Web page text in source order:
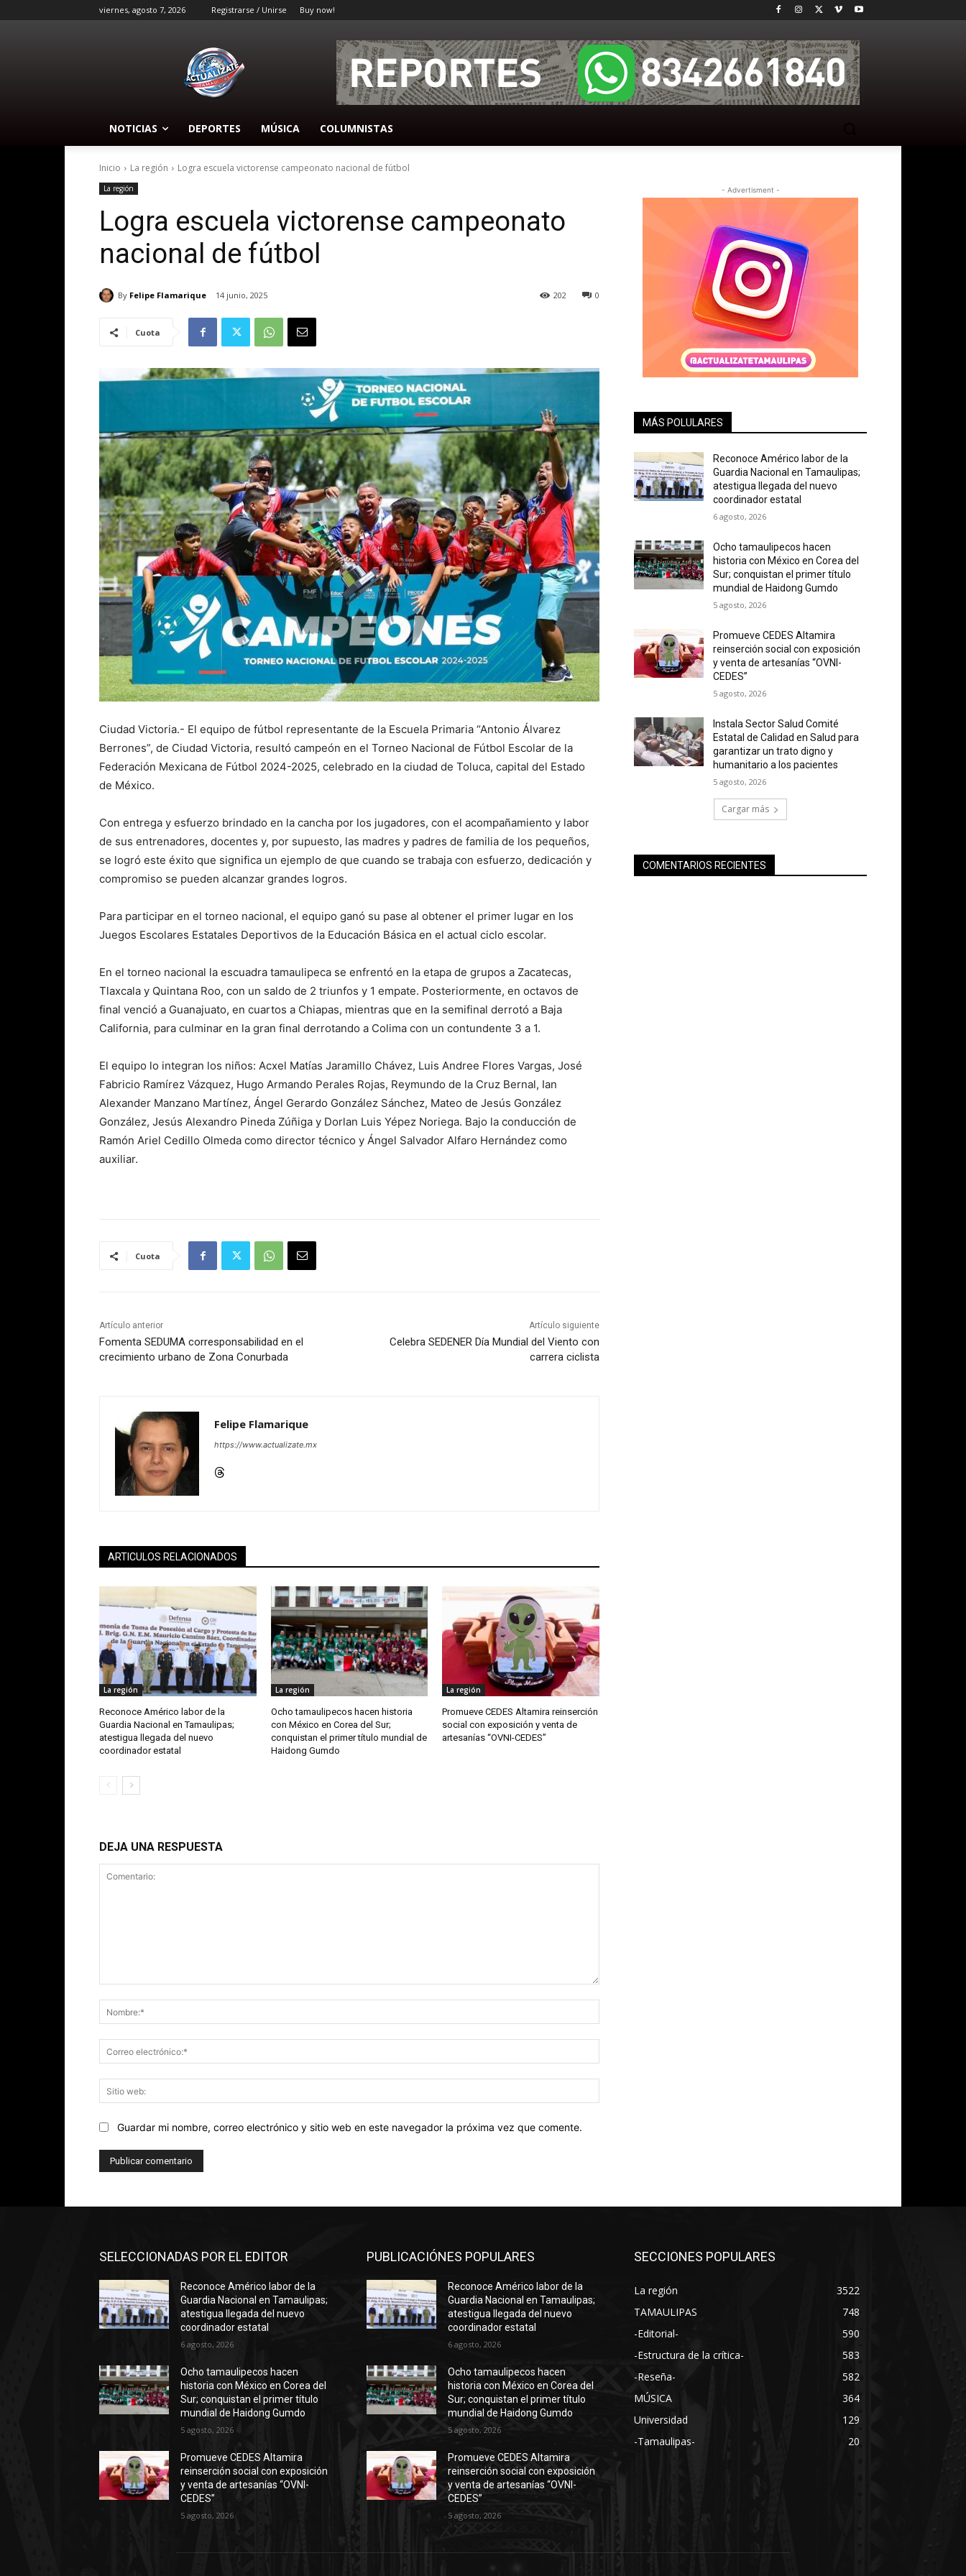
viernes, agosto 7, 2026 Registrarse / Unirse Buy now!
NOTICIAS DEPORTES MÚSICA COLUMNISTAS
Inicio La región Logra escuela victorense campeonato nacional de fútbol
La región
Logra escuela victorense campeonato
nacional de fútbol
By Felipe Flamarique 14 junio, 2025 0
202
Cuota
Ciudad Victoria.- El equipo de fútbol representante de la Escuela Primaria “Antonio Álvarez
Berrones”, de Ciudad Victoria, resultó campeón en el Torneo Nacional de Fútbol Escolar de la
Federación Mexicana de Fútbol 2024-2025, celebrado en la ciudad de Toluca, capital del Estado
de México.
Con entrega y esfuerzo brindado en la cancha por los jugadores, con el acompañamiento y labor
de sus entrenadores, docentes y, por supuesto, las madres y padres de familia de los pequeños,
se logró este éxito que significa un ejemplo de que cuando se trabaja con esfuerzo, dedicación y
compromiso se pueden alcanzar grandes logros.
Para participar en el torneo nacional, el equipo ganó su pase al obtener el primer lugar en los
Juegos Escolares Estatales Deportivos de la Educación Básica en el actual ciclo escolar.
En el torneo nacional la escuadra tamaulipeca se enfrentó en la etapa de grupos a Zacatecas,
Tlaxcala y Quintana Roo, con un saldo de 2 triunfos y 1 empate. Posteriormente, en octavos de
final venció a Guanajuato, en cuartos a Chiapas, mientras que en la semifinal derrotó a Baja
California, para culminar en la gran final derrotando a Colima con un contundente 3 a 1.
El equipo lo integran los niños: Acxel Matías Jaramillo Chávez, Luis Andree Flores Vargas, José
Fabricio Ramírez Vázquez, Hugo Armando Perales Rojas, Reymundo de la Cruz Bernal, Ian
Alexander Manzano Martínez, Ángel Gerardo González Sánchez, Mateo de Jesús González
González, Jesús Alexandro Pineda Zúñiga y Dorlan Luis Yépez Noriega. Bajo la conducción de
Ramón Ariel Cedillo Olmeda como director técnico y Ángel Salvador Alfaro Hernández como
auxiliar.
Cuota
Artículo anterior
Fomenta SEDUMA corresponsabilidad en el
crecimiento urbano de Zona Conurbada
Artículo siguiente
Celebra SEDENER Día Mundial del Viento con
carrera ciclista
Felipe Flamarique
https://www.actualizate.mx
ARTICULOS RELACIONADOS
La región
Reconoce Américo labor de la
Guardia Nacional en Tamaulipas;
atestigua llegada del nuevo
coordinador estatal
La región
Ocho tamaulipecos hacen historia
con México en Corea del Sur;
conquistan el primer título mundial de
Haidong Gumdo
La región
Promueve CEDES Altamira reinserción
social con exposición y venta de
artesanías “OVNI-CEDES”
DEJA UNA RESPUESTA
electrónico:*
web:
Guardar mi nombre, correo electrónico y sitio web en este navegador la próxima vez que comente.
- Advertisment -
MÁS POLULARES
Reconoce Américo labor de la
Guardia Nacional en Tamaulipas;
atestigua llegada del nuevo
coordinador estatal
6 agosto, 2026
Ocho tamaulipecos hacen
historia con México en Corea del
Sur; conquistan el primer título
mundial de Haidong Gumdo
5 agosto, 2026
Promueve CEDES Altamira
reinserción social con exposición
y venta de artesanías “OVNI-
CEDES”
5 agosto, 2026
Instala Sector Salud Comité
Estatal de Calidad en Salud para
garantizar un trato digno y
humanitario a los pacientes
5 agosto, 2026
Cargar más
COMENTARIOS RECIENTES
SELECCIONADAS POR EL EDITOR
Reconoce Américo labor de la
Guardia Nacional en Tamaulipas;
atestigua llegada del nuevo
coordinador estatal
6 agosto, 2026
Ocho tamaulipecos hacen
historia con México en Corea del
Sur; conquistan el primer título
mundial de Haidong Gumdo
5 agosto, 2026
Promueve CEDES Altamira
reinserción social con exposición
y venta de artesanías “OVNI-
CEDES”
5 agosto, 2026
PUBLICACIÓNES POPULARES
Reconoce Américo labor de la
Guardia Nacional en Tamaulipas;
atestigua llegada del nuevo
coordinador estatal
6 agosto, 2026
Ocho tamaulipecos hacen
historia con México en Corea del
Sur; conquistan el primer título
mundial de Haidong Gumdo
5 agosto, 2026
Promueve CEDES Altamira
reinserción social con exposición
y venta de artesanías “OVNI-
CEDES”
5 agosto, 2026
SECCIONES POPULARES
La región
3522
TAMAULIPAS
748
-Editorial-
590
-Estructura de la crítica-
583
-Reseña-
582
MÚSICA
364
Universidad
129
-Tamaulipas-
20